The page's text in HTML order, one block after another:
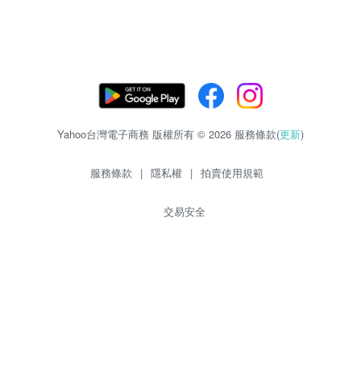
Yahoo台灣電子商務 版權所有 © 2026 服務條款(更新)
服務條款 | 隱私權 | 拍賣使用規範
交易安全